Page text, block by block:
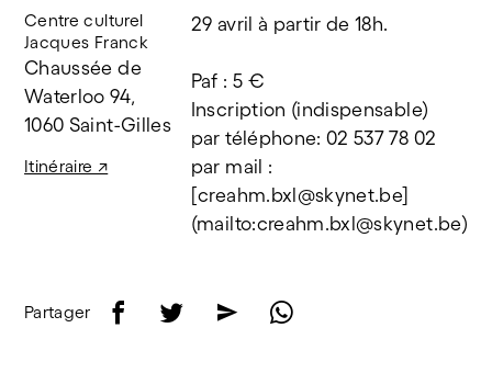
Centre culturel
Jacques Franck
Chaussée de
Waterloo 94,
1060 Saint-Gilles
Itinéraire ↗
29 avril à partir de 18h.
Paf : 5 €
Inscription (indispensable)
par téléphone: 02 537 78 02
par mail :
[creahm.bxl@skynet.be]
(mailto:creahm.bxl@skynet.be)
Partager f t e w